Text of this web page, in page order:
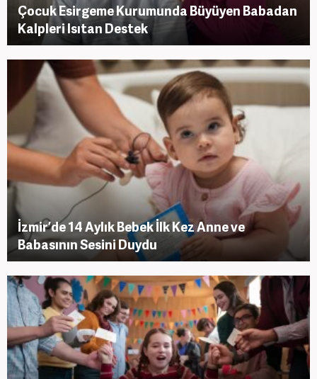
Çocuk Esirgeme Kurumunda Büyüyen Babadan
Kalpleri Isıtan Destek
İzmir’de 14 Aylık Bebek İlk Kez Anne ve
Babasının Sesini Duydu